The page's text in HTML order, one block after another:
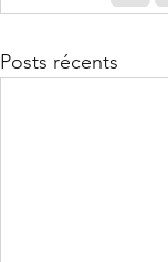
Posts récents